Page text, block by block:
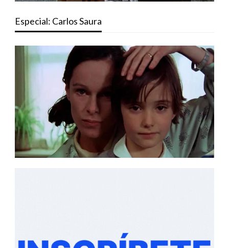
Especial: Carlos Saura